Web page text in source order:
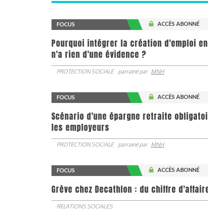
FOCUS ACCÈS ABONNÉ
Pourquoi intégrer la création d'emploi
n'a rien d'une évidence ?
PROTECTION SOCIALE parrainé par MNH
FOCUS ACCÈS ABONNÉ
Scénario d'une épargne retraite
les employeurs
PROTECTION SOCIALE parrainé par MNH
FOCUS ACCÈS ABONNÉ
Grève chez Decathlon : du chiffre
RELATIONS SOCIALES